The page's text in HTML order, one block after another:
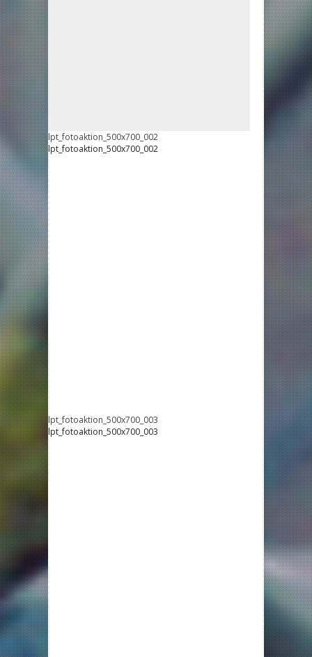
lpt_fotoaktion_500x700_002
lpt_fotoaktion_500x700_002
lpt_fotoaktion_500x700_003
lpt_fotoaktion_500x700_003